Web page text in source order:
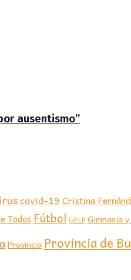
ausentismo”
covid-19 Cristina
Todos Fútbol GELP Gimnasia
Provincia Provincia de